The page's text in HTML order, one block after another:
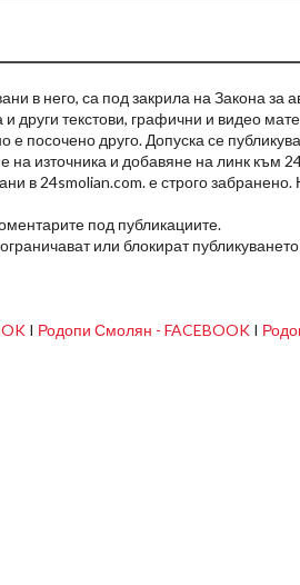
в него, са под закрила на Закона за
други текстови, графични и видео
е посочено друго. Допуска се
източника и добавяне на линк към
в 24smolian.com. е строго
под публикациите.
или блокират
I Родопи Смолян - FACEBOOK I